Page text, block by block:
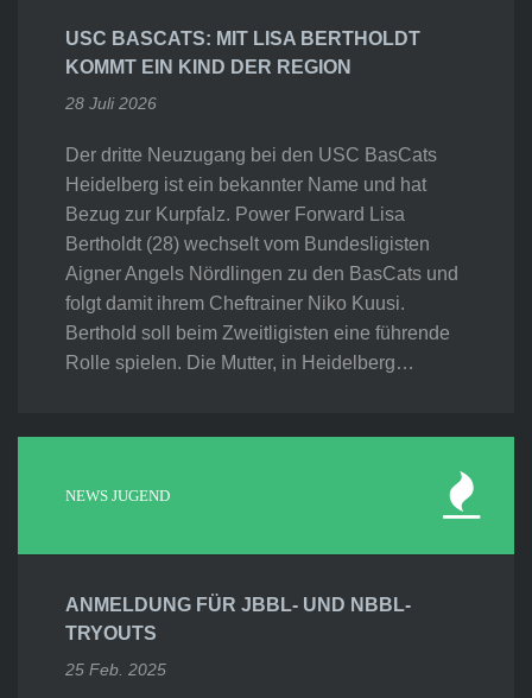
USC BASCATS: MIT LISA BERTHOLDT
KOMMT EIN KIND DER REGION
28 Juli 2026
Der dritte Neuzugang bei den USC BasCats
Heidelberg ist ein bekannter Name und hat
Bezug zur Kurpfalz. Power Forward Lisa
Bertholdt (28) wechselt vom Bundesligisten
Aigner Angels Nördlingen zu den BasCats und
folgt damit ihrem Cheftrainer Niko Kuusi.
Berthold soll beim Zweitligisten eine führende
Rolle spielen. Die Mutter, in Heidelberg…
NEWS JUGEND
ANMELDUNG FÜR JBBL- UND NBBL-
TRYOUTS
25 Feb. 2025